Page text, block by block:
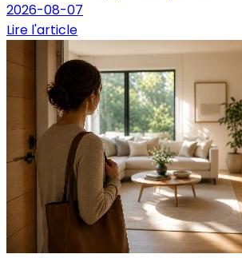
2026-08-07
Lire l'article